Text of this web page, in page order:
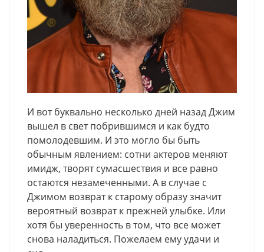
И вот буквально несколько дней назад Джим
вышел в свет побрившимся и как будто
помолодевшим. И это могло бы быть
обычным явлением: сотни актеров меняют
имидж, творят сумасшествия и все равно
остаются незамеченными. А в случае с
Джимом возврат к старому образу значит
вероятный возврат к прежней улыбке. Или
хотя бы уверенность в том, что все может
снова наладиться. Пожелаем ему удачи и